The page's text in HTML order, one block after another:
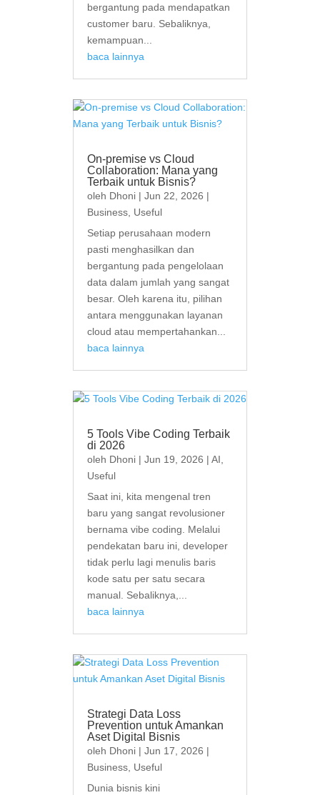
bergantung pada mendapatkan
customer baru. Sebaliknya,
kemampuan...
baca lainnya
On-premise vs Cloud
Collaboration: Mana yang
Terbaik untuk Bisnis?
oleh Dhoni |Jun 22, 2026 |
Business, Useful
Setiap perusahaan modern
pasti menghasilkan dan
bergantung pada pengelolaan
data dalam jumlah yang sangat
besar. Oleh karena itu, pilihan
antara menggunakan layanan
cloud atau mempertahankan...
baca lainnya
5 Tools Vibe Coding Terbaik
di 2026
oleh Dhoni |Jun 19, 2026 |AI,
Useful
Saat ini, kita mengenal tren
baru yang sangat revolusioner
bernama vibe coding. Melalui
pendekatan baru ini, developer
tidak perlu lagi menulis baris
kode satu per satu secara
manual. Sebaliknya,...
baca lainnya
Strategi Data Loss
Prevention untuk Amankan
Aset Digital Bisnis
oleh Dhoni |Jun 17, 2026 |
Business, Useful
Dunia bisnis kini